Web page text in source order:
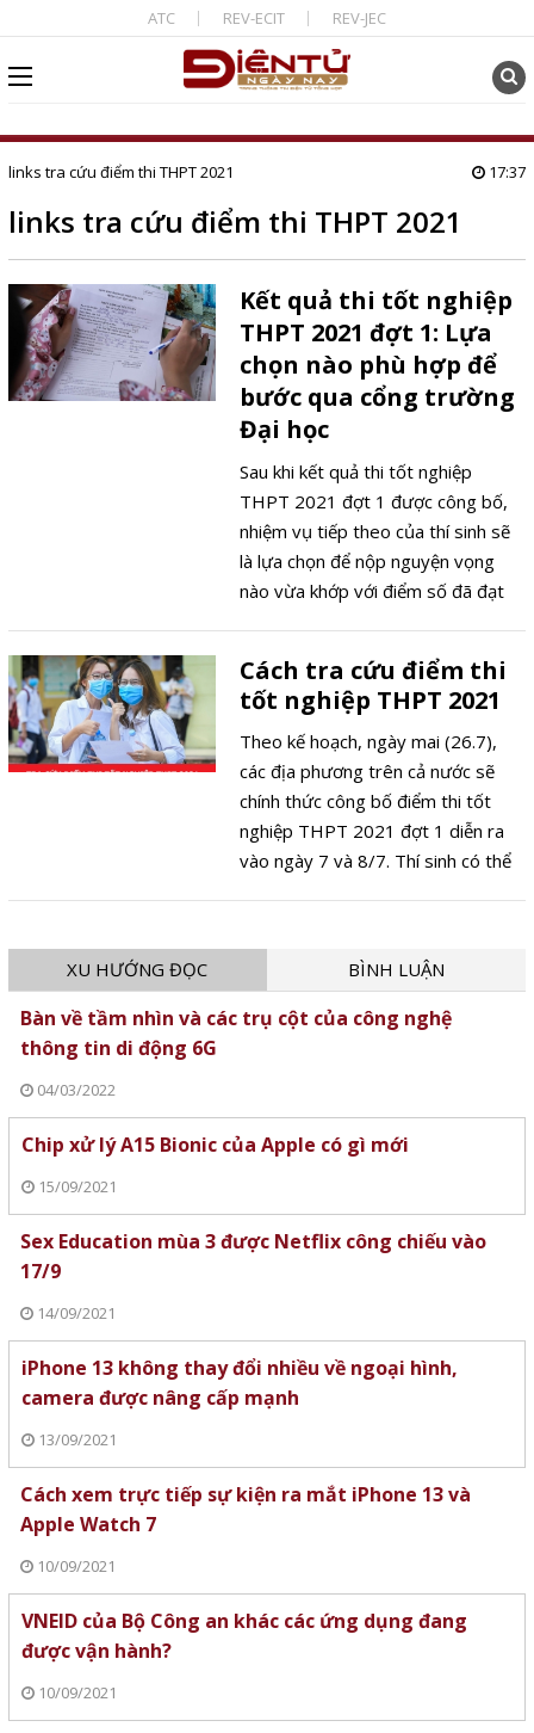
ATC REV-ECIT REV-JEC
links tra cứu điểm thi THPT 2021 17:37
links tra cứu điểm thi THPT 2021
Kết quả thi tốt nghiệp
THPT 2021 đợt 1: Lựa
chọn nào phù hợp để
bước qua cổng trường
Đại học
Sau khi kết quả thi tốt nghiệp
THPT 2021 đợt 1 được công bố,
nhiệm vụ tiếp theo của thí sinh sẽ
là lựa chọn để nộp nguyện vọng
nào vừa khớp với điểm số đã đạt
Cách tra cứu điểm thi
tốt nghiệp THPT 2021
Theo kế hoạch, ngày mai (26.7),
các địa phương trên cả nước sẽ
chính thức công bố điểm thi tốt
nghiệp THPT 2021 đợt 1 diễn ra
vào ngày 7 và 8/7. Thí sinh có thể
các cách sau
XU HƯỚNG ĐỌC
BÌNH LUẬN
Bàn về tầm nhìn và các trụ cột của công nghệ
thông tin di động 6G
04/03/2022
Chip xử lý A15 Bionic của Apple có gì mới
15/09/2021
Sex Education mùa 3 được Netflix công chiếu vào
17/9
14/09/2021
iPhone 13 không thay đổi nhiều về ngoại hình,
camera được nâng cấp mạnh
13/09/2021
Cách xem trực tiếp sự kiện ra mắt iPhone 13 và
Apple Watch 7
10/09/2021
VNEID của Bộ Công an khác các ứng dụng đang
được vận hành?
10/09/2021